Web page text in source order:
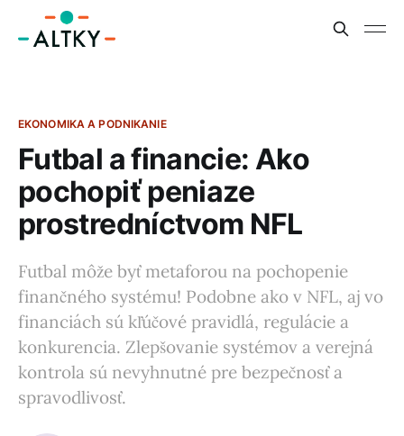
EKONOMIKA A PODNIKANIE
Futbal a financie: Ako
pochopiť peniaze
prostredníctvom NFL
Futbal môže byť metaforou na pochopenie
finančného systému! Podobne ako v NFL, aj vo
financiách sú kľúčové pravidlá, regulácie a
konkurencia. Zlepšovanie systémov a verejná
kontrola sú nevyhnutné pre bezpečnosť a
spravodlivosť.